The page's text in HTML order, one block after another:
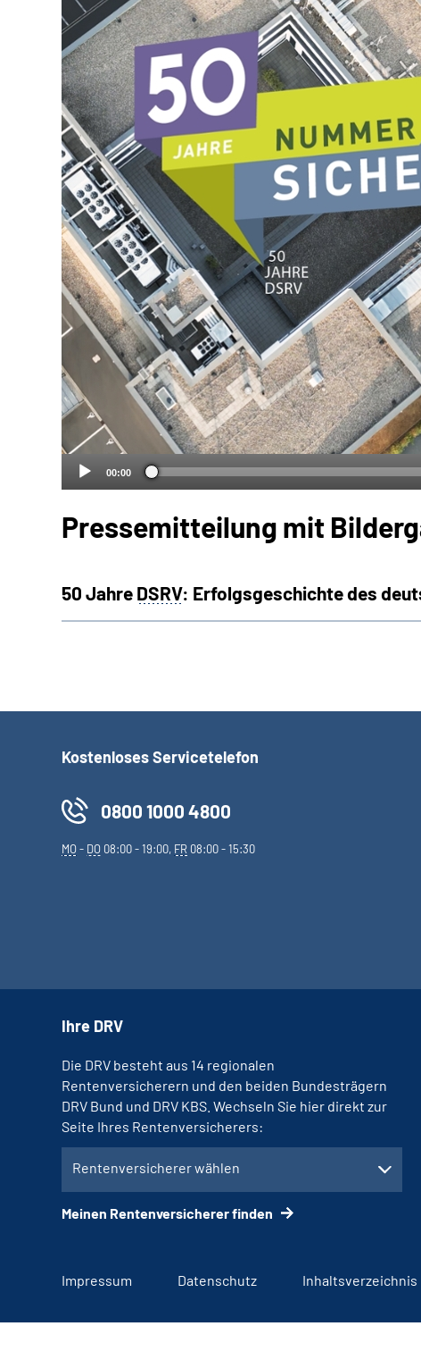
00:00
Pressemitteilung mit
50 Jahre DSRV: Erfolgsgeschichte des
Kostenloses Servicetelefon
0800 1000 4800
MO- DO 08:00 - 19:00, FR 08:00 - 15:30
Ihre DRV
Die DRV besteht aus 14 regionalen
Rentenversicherern und den beiden Bundesträgern
DRV Bund und DRV KBS. Wechseln Sie hier direkt zur
Seite Ihres Rentenversicherers:
Rentenversicherer wählen
Meinen Rentenversicherer finden
Impressum Datenschutz Inhaltsverzeichnis